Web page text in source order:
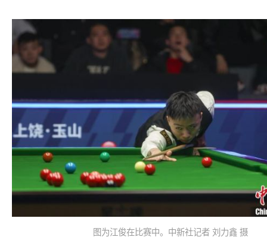
图为江俊在比赛中。中新社记者 刘力鑫 摄